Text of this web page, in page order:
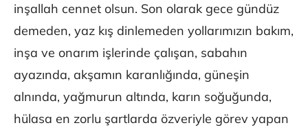
inşallah cennet olsun. Son olarak gece gündüz
demeden, yaz kış dinlemeden yollarımızın bakım,
inşa ve onarım işlerinde çalışan, sabahın
ayazında, akşamın karanlığında, güneşin
alnında, yağmurun altında, karın soğuğunda,
hülasa en zorlu şartlarda özveriyle görev yapan